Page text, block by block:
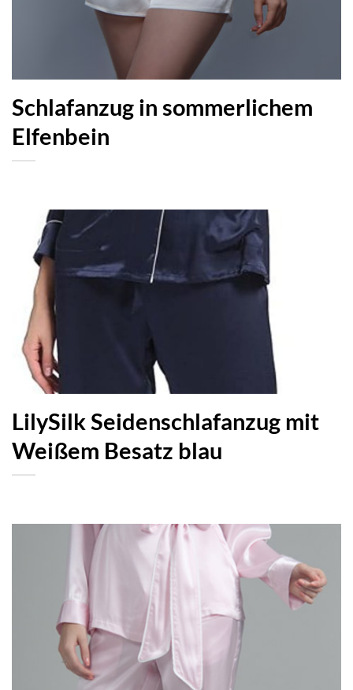
Schlafanzug in sommerlichem
Elfenbein
LilySilk Seidenschlafanzug mit
Weißem Besatz blau